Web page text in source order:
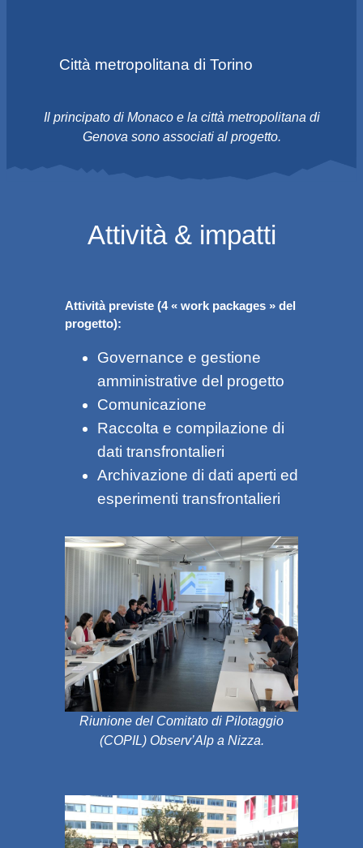
Città metropolitana di Torino
Il principato di Monaco e la città metropolitana di
Genova sono associati al progetto.
Attività & impatti
Attività previste (4 « work packages » del
progetto):
Governance e gestione
amministrative del progetto
Comunicazione
Raccolta e compilazione di
dati transfrontalieri
Archivazione di dati aperti ed
esperimenti transfrontalieri
Riunione del Comitato di Pilotaggio
(COPIL) Observ’Alp a Nizza.